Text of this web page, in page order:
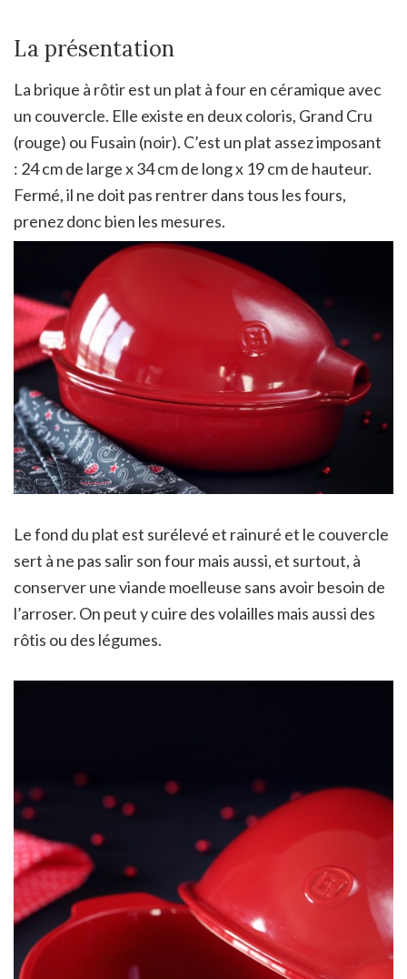
La présentation
La brique à rôtir est un plat à four en céramique avec
un couvercle. Elle existe en deux coloris, Grand Cru
(rouge) ou Fusain (noir). C’est un plat assez imposant
: 24 cm de large x 34 cm de long x 19 cm de hauteur.
Fermé, il ne doit pas rentrer dans tous les fours,
prenez donc bien les mesures.
Le fond du plat est surélevé et rainuré et le couvercle
sert à ne pas salir son four mais aussi, et surtout, à
conserver une viande moelleuse sans avoir besoin de
l’arroser. On peut y cuire des volailles mais aussi des
rôtis ou des légumes.